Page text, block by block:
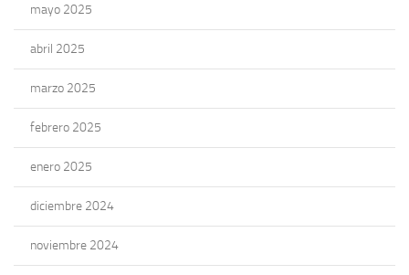
mayo 2025
abril 2025
marzo 2025
febrero 2025
enero 2025
diciembre 2024
noviembre 2024